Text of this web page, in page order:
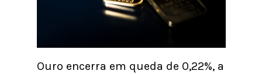
Ouro encerra em queda de 0,22%, a